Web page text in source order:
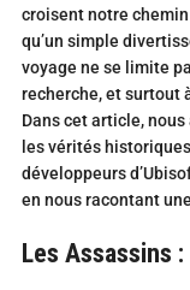
croisent notre
qu’un simple
voyage ne se limite
recherche, et surtout
Dans cet article,
les vérités
développeurs
en nous racontant
Les Assassins